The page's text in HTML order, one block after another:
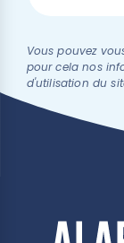
Vous pouvez
pour cela nos
d'utilisation du